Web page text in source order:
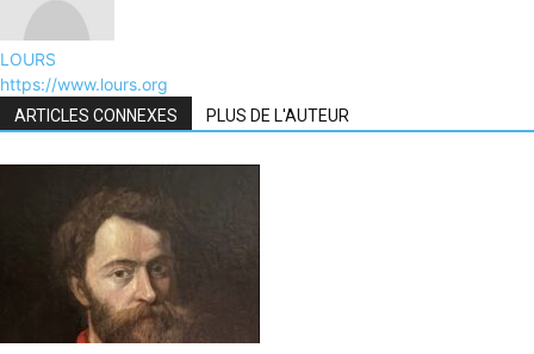
LOURS
https://www.lours.org
ARTICLES CONNEXES PLUS DE L'AUTEUR